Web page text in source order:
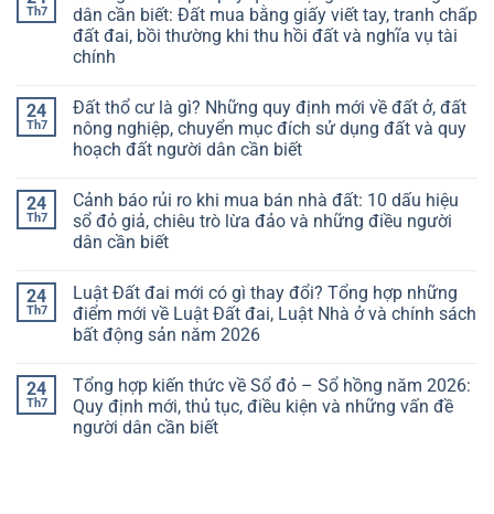
Th7
dân cần biết: Đất mua bằng giấy viết tay, tranh chấp
đất đai, bồi thường khi thu hồi đất và nghĩa vụ tài
chính
24
Th7
Đất thổ cư là gì? Những quy định mới về đất ở, đất
nông nghiệp, chuyển mục đích sử dụng đất và quy
hoạch đất người dân cần biết
24
Th7
Cảnh báo rủi ro khi mua bán nhà đất: 10 dấu hiệu
sổ đỏ giả, chiêu trò lừa đảo và những điều người
dân cần biết
24
Th7
Luật Đất đai mới có gì thay đổi? Tổng hợp những
điểm mới về Luật Đất đai, Luật Nhà ở và chính sách
bất động sản năm 2026
24
Th7
Tổng hợp kiến thức về Sổ đỏ – Sổ hồng năm 2026:
Quy định mới, thủ tục, điều kiện và những vấn đề
người dân cần biết